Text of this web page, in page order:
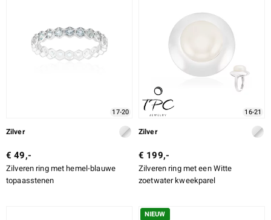
17-20
Zilver
€ 49,-
Zilveren ring met hemel-blauwe
topaasstenen
16-21
Zilver
€ 199,-
Zilveren ring met een Witte
zoetwater kweekparel
NIEUW